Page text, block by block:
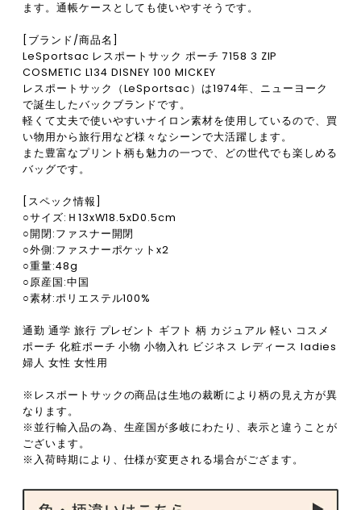
ます。通帳ケースとしても使いやすそうです。
[ブランド/商品名]
LeSportsac レスポートサック ポーチ 7158 3 ZIP
COSMETIC L134 DISNEY 100 MICKEY
レスポートサック（LeSportsac）は1974年、ニューヨーク
で誕生したバックブランドです。
軽くて丈夫で使いやすいナイロン素材を使用しているので、買
い物用から旅行用など様々なシーンで大活躍します。
また豊富なプリント柄も魅力の一つで、どの世代でも楽しめる
バッグです。
[スペック情報]
○サイズ:Ｈ13xW18.5xD0.5cm
○開閉:ファスナー開閉
○外側:ファスナーポケットx2
○重量:48g
○原産国:中国
○素材:ポリエステル100%
通勤 通学 旅行 プレゼント ギフト 柄 カジュアル 軽い コスメ
ポーチ 化粧ポーチ 小物 小物入れ ビジネス レディース ladies
婦人 女性 女性用
※レスポートサックの商品は生地の裁断により柄の見え方が異
なります。
※並行輸入品の為、生産国が多岐にわたり、表示と違うことが
ございます。
※入荷時期により、仕様が変更される場合がござます。